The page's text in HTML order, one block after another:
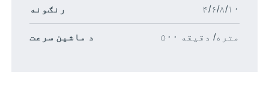
رنګونه ۴/۶/۸/۱۰
د ماشین سرعت ۵۰۰ متره/ دقیقه